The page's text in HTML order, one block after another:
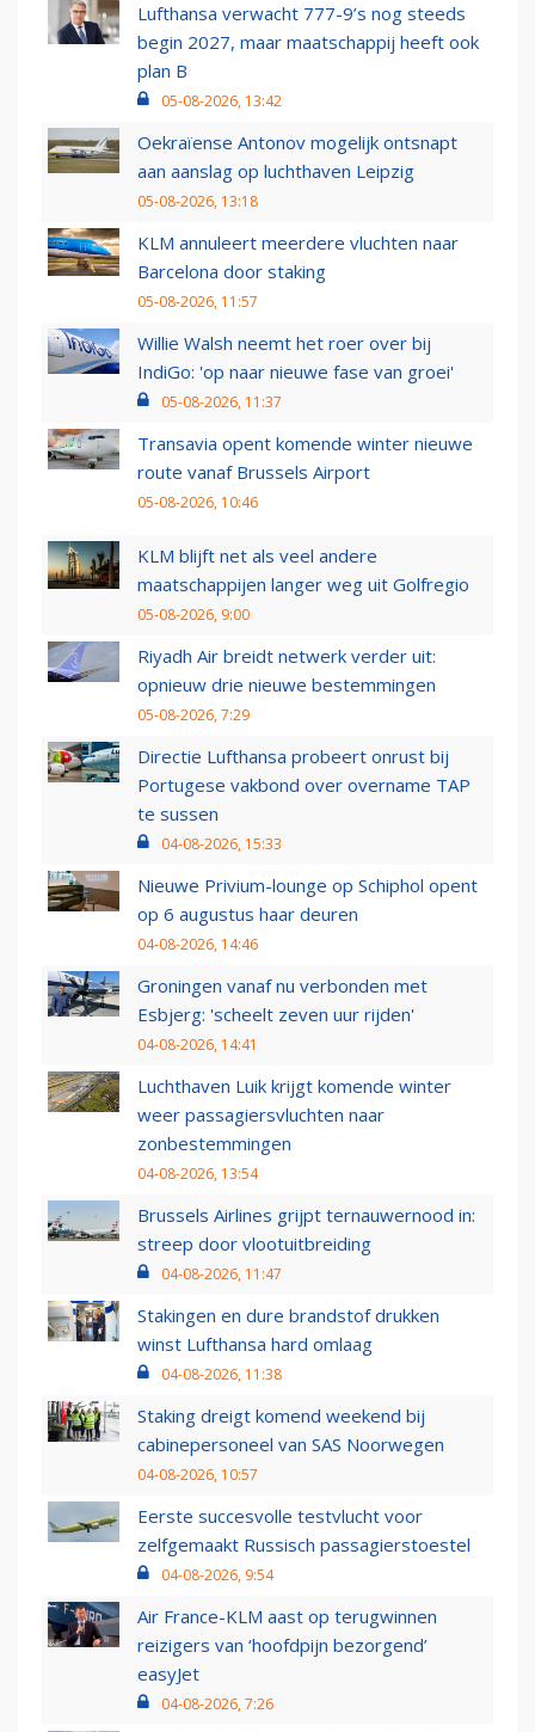
Lufthansa verwacht 777-9’s nog steeds
begin 2027, maar maatschappij heeft ook
plan B
05-08-2026, 13:42
Oekraïense Antonov mogelijk ontsnapt
aan aanslag op luchthaven Leipzig
05-08-2026, 13:18
KLM annuleert meerdere vluchten naar
Barcelona door staking
05-08-2026, 11:57
Willie Walsh neemt het roer over bij
IndiGo: 'op naar nieuwe fase van groei'
05-08-2026, 11:37
Transavia opent komende winter nieuwe
route vanaf Brussels Airport
05-08-2026, 10:46
KLM blijft net als veel andere
maatschappijen langer weg uit Golfregio
05-08-2026, 9:00
Riyadh Air breidt netwerk verder uit:
opnieuw drie nieuwe bestemmingen
05-08-2026, 7:29
Directie Lufthansa probeert onrust bij
Portugese vakbond over overname TAP
te sussen
04-08-2026, 15:33
Nieuwe Privium-lounge op Schiphol opent
op 6 augustus haar deuren
04-08-2026, 14:46
Groningen vanaf nu verbonden met
Esbjerg: 'scheelt zeven uur rijden'
04-08-2026, 14:41
Luchthaven Luik krijgt komende winter
weer passagiersvluchten naar
zonbestemmingen
04-08-2026, 13:54
Brussels Airlines grijpt ternauwernood in:
streep door vlootuitbreiding
04-08-2026, 11:47
Stakingen en dure brandstof drukken
winst Lufthansa hard omlaag
04-08-2026, 11:38
Staking dreigt komend weekend bij
cabinepersoneel van SAS Noorwegen
04-08-2026, 10:57
Eerste succesvolle testvlucht voor
zelfgemaakt Russisch passagierstoestel
04-08-2026, 9:54
Air France-KLM aast op terugwinnen
reizigers van ‘hoofdpijn bezorgend’
easyJet
04-08-2026, 7:26